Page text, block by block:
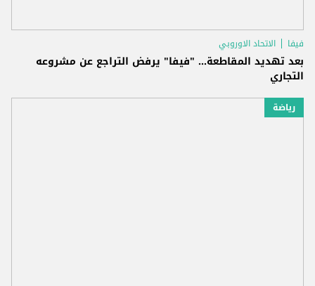
فيفا الاتحاد الاوروبي
بعد تهديد المقاطعة... "فيفا" يرفض التراجع عن مشروعه
التجاري
رياضة